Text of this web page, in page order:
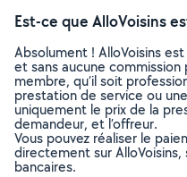
Est-ce que AlloVoisins
Absolument ! AlloVoisins
et sans aucune
membre, qu’il soit
prestation de service ou
uniquement le prix de la
demandeur, et l’offreur.
Vous pouvez réaliser le
directement sur AlloVoisins,
bancaires.